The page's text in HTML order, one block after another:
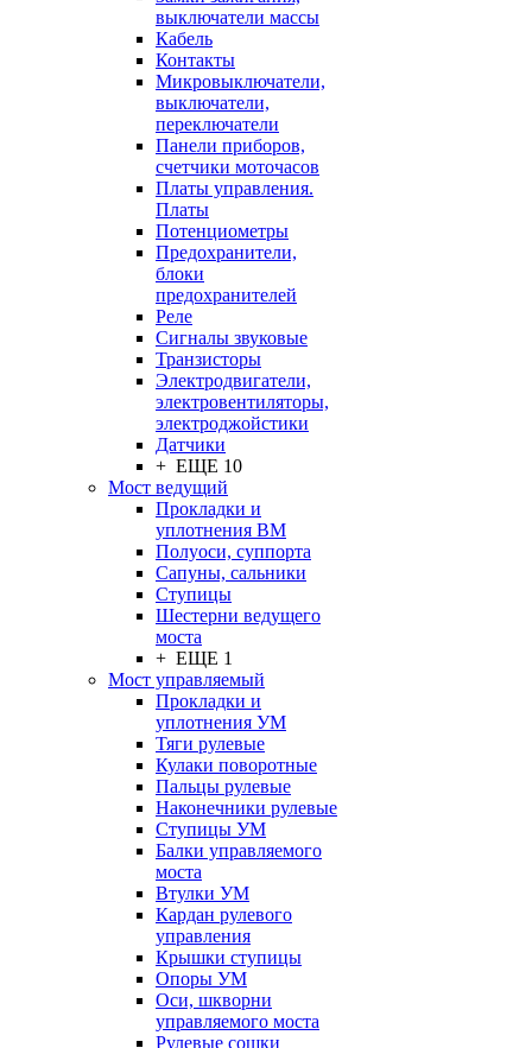
выключатели массы
Кабель
Контакты
Микровыключатели,
выключатели,
переключатели
Панели приборов,
счетчики моточасов
Платы управления.
Платы
Потенциометры
Предохранители,
блоки
предохранителей
Реле
Сигналы звуковые
Транзисторы
Электродвигатели,
электровентиляторы,
электроджойстики
Датчики
+ ЕЩЕ 10
Мост ведущий
Прокладки и
уплотнения ВМ
Полуоси, суппорта
Сапуны, сальники
Ступицы
Шестерни ведущего
моста
+ ЕЩЕ 1
Мост управляемый
Прокладки и
уплотнения УМ
Тяги рулевые
Кулаки поворотные
Пальцы рулевые
Наконечники рулевые
Ступицы УМ
Балки управляемого
моста
Втулки УМ
Кардан рулевого
управления
Крышки ступицы
Опоры УМ
Оси, шкворни
управляемого моста
Рулевые сошки